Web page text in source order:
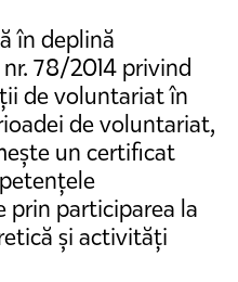
în deplină
78/2014 privind
de voluntariat în
de voluntariat,
un certificat
prin participarea la
și activități